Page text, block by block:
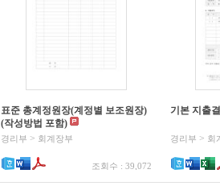
표준 총계정원장(계정별 보조원장)
(작성방법 포함)
경리부 > 회계장부
조회수 : 39,072
기본 지출
경리부 > 회